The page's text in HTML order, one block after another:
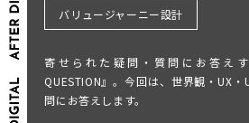
バリュージャーニー設計
寄せられた疑問・質問にお答えす
QUESTION』。今回は、世界観・UX
問にお答えします。